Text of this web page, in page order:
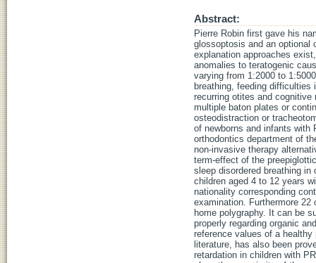
Abstract:
Pierre Robin first gave his
glossoptosis and an optional
explanation approaches
anomalies to teratogenic
varying from 1:2000 to
breathing, feeding
recurring otites and
multiple baton plates or
osteodistraction or
of newborns and infants with
orthodontics department of
non-invasive therapy
term-effect of the
sleep disordered breathing
children aged 4 to 12 years
nationality corresponding
examination. Furthermore 22
home polygraphy. It can be
properly regarding organic
reference values of a
literature, has also been
retardation in children with